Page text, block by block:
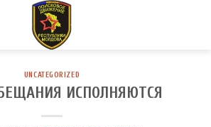
UNCATEGORIZED
ИСПОЛНЯЮТСЯ